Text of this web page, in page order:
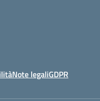
Note legaliGDPR